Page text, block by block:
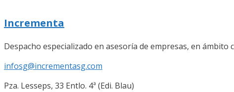
Incrementa
Despacho especializado en asesoría de empresas, en ámbito
infosg@incrementasg.com
Pza. Lesseps, 33 Entlo. 4ª (Edi. Blau)